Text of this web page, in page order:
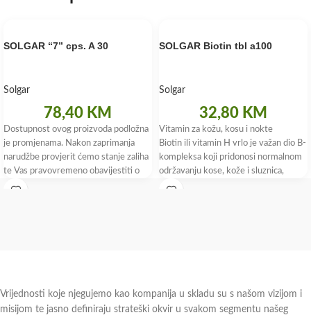
SOLGAR “7” cps. A 30
Solgar
78,40 KM
Dostupnost ovog proizvoda podložna
je promjenama. Nakon zaprimanja
narudžbe provjerit ćemo stanje zaliha
te Vas pravovremeno obavijestiti o
dostupnosti i roku isporuke.
SOLGAR Biotin tbl a100
Solgar
32,80 KM
Vitamin za kožu, kosu i nokte
Biotin ili vitamin H vrlo je važan dio B-
kompleksa koji pridonosi normalnom
održavanju kose, kože i sluznica,
normalnom funkcioniranju živčanog
Vrijednosti koje njegujemo kao kompanija u skladu su s našom vizijom i
misijom te jasno definiraju strateški okvir u svakom segmentu našeg